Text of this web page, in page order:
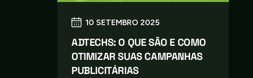
10 SETEMBRO 2025
ADTECHS: O QUE SÃO E COMO
OTIMIZAR SUAS CAMPANHAS
PUBLICITÁRIAS